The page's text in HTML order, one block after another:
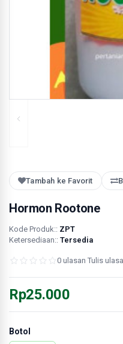
Tambah ke Favorit
Hormon Rootone
Kode Produk:: ZPT
Ketersediaan:: Tersedia
0 ulasan Tulis
Rp25.000
Botol